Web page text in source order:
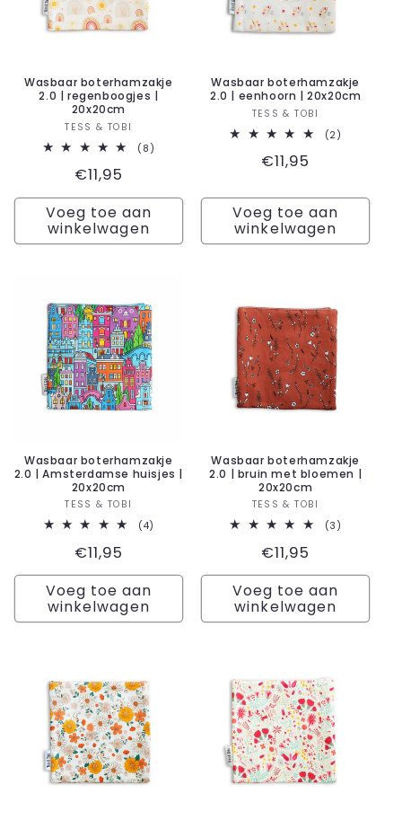
Wasbaar boterhamzakje
2.0 | regenboogjes |
20x20cm
Verkoper:
TESS & TOBI
(8)
Normale
prijs
€11,95
Voeg toe aan
winkelwagen
Wasbaar boterhamzakje
2.0 | eenhoorn | 20x20cm
Verkoper:
TESS & TOBI
(2)
Normale
€11,95
Voeg toe aan
winkelwagen
Wasbaar boterhamzakje
2.0 | Amsterdamse huisjes |
20x20cm
Verkoper:
TESS & TOBI
(4)
Normale
prijs
€11,95
Voeg toe aan
winkelwagen
Wasbaar boterhamzakje
2.0 | bruin met bloemen |
20x20cm
Verkoper:
TESS & TOBI
(3)
Normale
prijs
€11,95
Voeg toe aan
winkelwagen